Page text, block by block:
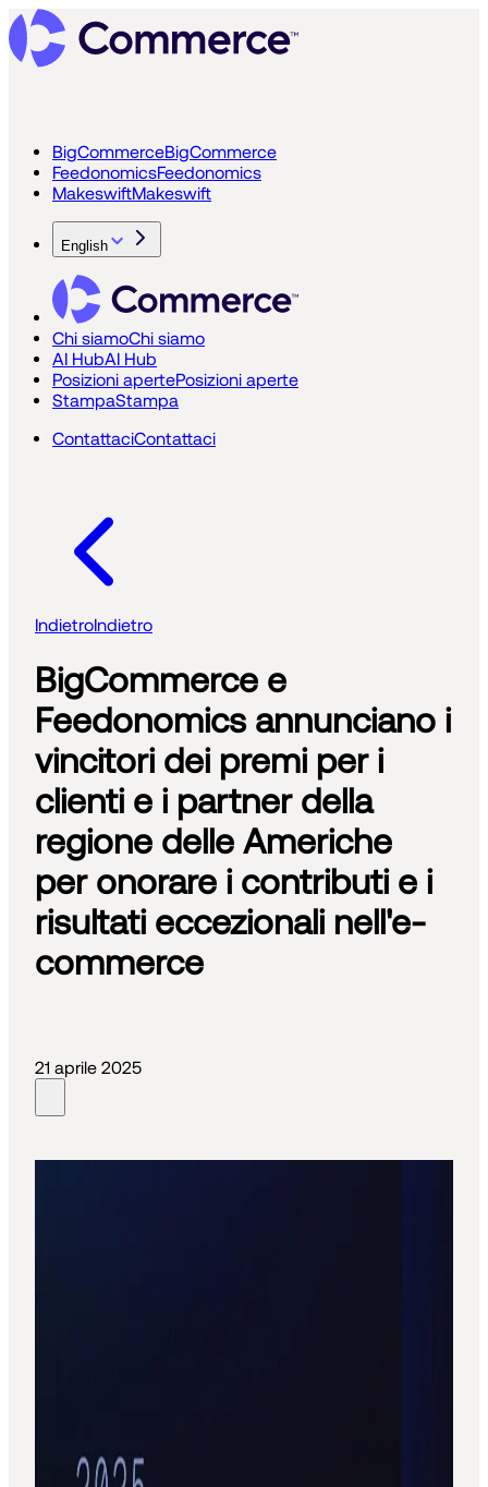
BigCommerceBigCommerce
FeedonomicsFeedonomics
MakeswiftMakeswift
English
Chi siamoChi siamo
AI HubAI Hub
Posizioni apertePosizioni aperte
StampaStampa
ContattaciContattaci
IndietroIndietro
BigCommerce e
Feedonomics annunciano i
vincitori dei premi per i
clienti e i partner della
regione delle Americhe
per onorare i contributi e i
risultati eccezionali nell'e-
commerce
21 aprile 2025